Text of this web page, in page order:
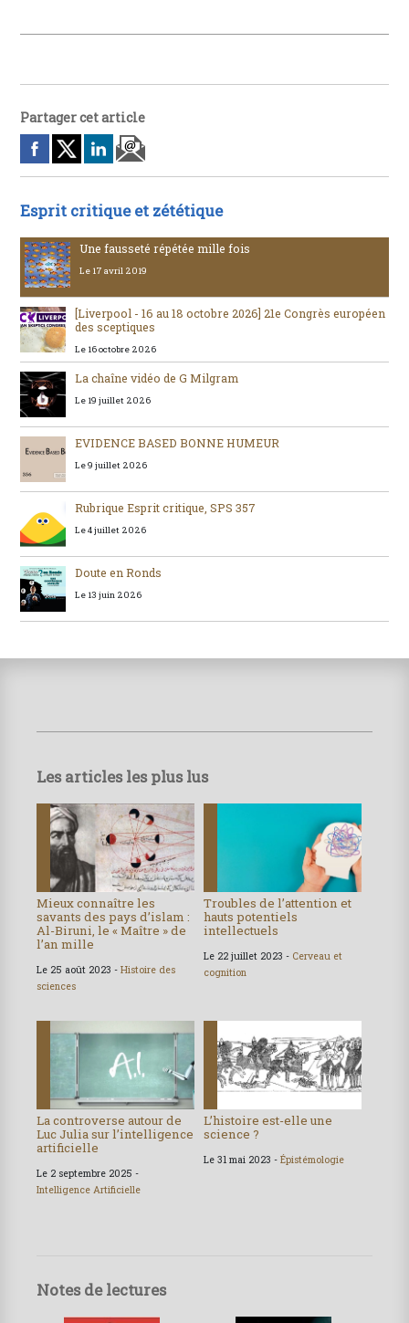
Partager cet article
Esprit critique et zététique
Une fausseté répétée mille fois
Le 17 avril 2019
[Liverpool - 16 au 18 octobre 2026] 21e Congrès européen
des sceptiques
Le 16 octobre 2026
La chaîne vidéo de G Milgram
Le 19 juillet 2026
EVIDENCE BASED BONNE HUMEUR
Le 9 juillet 2026
Rubrique Esprit critique, SPS 357
Le 4 juillet 2026
Doute en Ronds
Le 13 juin 2026
Les articles les plus lus
Mieux connaître les
savants des pays d’islam :
Al-Biruni, le « Maître » de
l’an mille
Le 25 août 2023 - Histoire des
sciences
Troubles de l’attention et
hauts potentiels
intellectuels
Le 22 juillet 2023 - Cerveau et
cognition
La controverse autour de
Luc Julia sur l’intelligence
artificielle
Le 2 septembre 2025 -
Intelligence Artificielle
L’histoire est-elle une
science ?
Le 31 mai 2023 - Épistémologie
Notes de lectures